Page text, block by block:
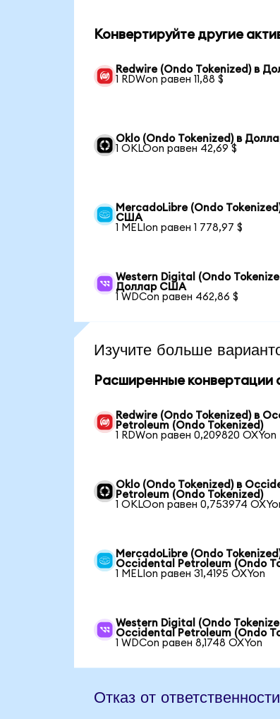
Конвертируйте другие
Redwire (Ondo Tokenized) в
1 RDWon равен 11,88 $
Oklo (Ondo Tokenized) в
1 OKLOon равен 42,69 $
MercadoLibre (Ondo
США
1 MELIon равен 1 778,97 $
Western Digital (Ondo
Доллар США
1 WDCon равен 462,86 $
Изучите больше
Расширенные конвертации
Redwire (Ondo Tokenized) в
Petroleum (Ondo Tokenized)
1 RDWon равен 0,209820 OXYon
Oklo (Ondo Tokenized) в
Petroleum (Ondo Tokenized)
1 OKLOon равен 0,753974
MercadoLibre (Ondo
Occidental Petroleum (Ondo
1 MELIon равен 31,4195 OXYon
Western Digital (Ondo
Occidental Petroleum (Ondo
1 WDCon равен 8,1748 OXYon
Отказ от ответственности